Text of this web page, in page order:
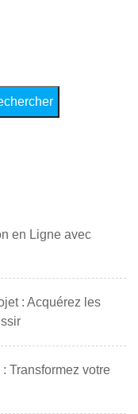
en Ligne avec
: Acquérez les
Transformez votre